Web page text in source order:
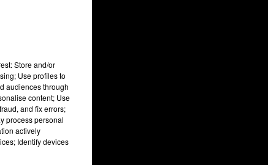
Store and/or
Use profiles to
audiences through
content; Use
and fix errors;
process personal
actively
Identify devices